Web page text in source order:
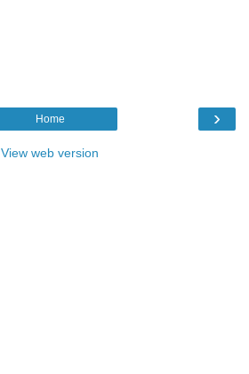
›
Home
View web version